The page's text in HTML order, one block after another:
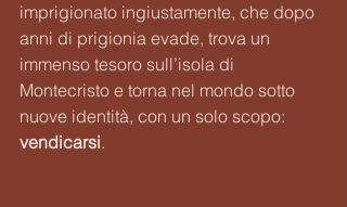
imprigionato ingiustamente, che dopo
anni di prigionia evade, trova un
immenso tesoro sull’isola di
Montecristo e torna nel mondo sotto
nuove identità, con un solo scopo:
vendicarsi.